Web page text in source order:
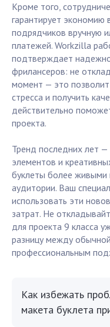
Кроме того,
гарантирует экономию
подрядчиков вручную
платежей. Workzilla
подтверждает
фрилансеров: не
момент — это
стресса и получить
действительно
проекта.
Тренд последних лет —
элементов и
буклеты более
аудитории. Ваш
использовать эти
затрат. Не
для проекта 9 класса
разницу между
профессиональным
Как избежать
макета буклета